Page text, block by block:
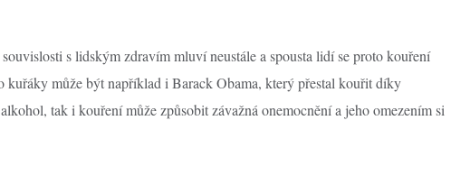
s lidským zdravím mluví neustále a spousta lidí se proto kouření
kuřáky může být například i Barack Obama, který přestal kouřit díky
tak i kouření může způsobit závažná onemocnění a jeho omezením si